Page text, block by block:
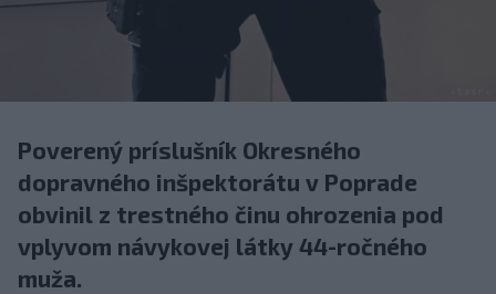
Poverený príslušník Okresného
dopravného inšpektorátu v Poprade
obvinil z trestného činu ohrozenia pod
vplyvom návykovej látky 44-ročného
muža.